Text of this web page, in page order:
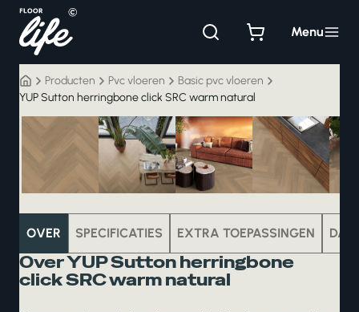
inhoud
Menu
Producten Pvc vloeren
Basic pvc vloeren
YUP Sutton herringbone click SRC warm natural
OVER SPECIFICATIES EXTRA TOEPASSINGEN
Over YUP Sutton herringbone
click SRC warm natural